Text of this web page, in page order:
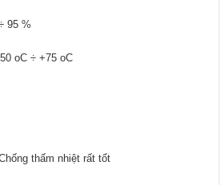
95 %
oC ÷ +75 oC
thấm nhiệt rất tốt